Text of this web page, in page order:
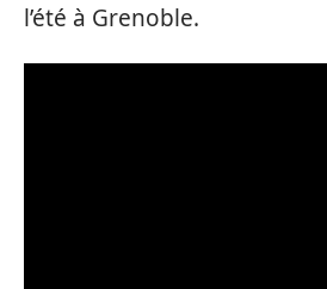
l’été à Grenoble.